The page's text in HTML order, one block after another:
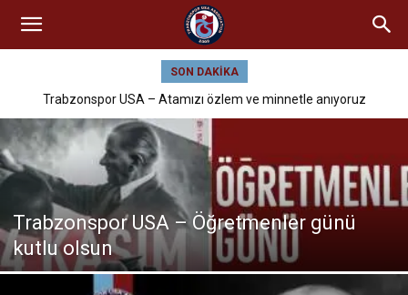
SON DAKIKA
Trabzonspor USA – Atamızı özlem ve minnetle anıyoruz
Trabzonspor USA – Öğretmenler günü
kutlu olsun